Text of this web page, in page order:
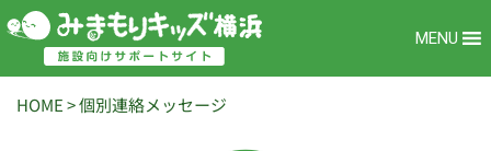
MENU
HOME>個別連絡メッセージ